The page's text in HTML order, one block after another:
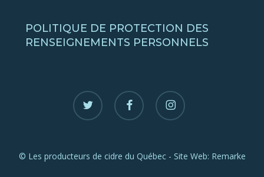
POLITIQUE DE PROTECTION DES
RENSEIGNEMENTS PERSONNELS
twitter facebook instagram
© Les producteurs de cidre du Québec - Site Web: Remarke